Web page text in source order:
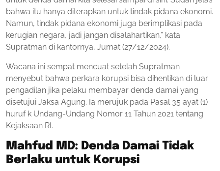
bahwa itu hanya diterapkan untuk tindak pidana ekonomi.
Namun, tindak pidana ekonomi juga berimplikasi pada
kerugian negara, jadi jangan disalahartikan,” kata
Supratman di kantornya, Jumat (27/12/2024).
Wacana ini sempat mencuat setelah Supratman
menyebut bahwa perkara korupsi bisa dihentikan di luar
pengadilan jika pelaku membayar denda damai yang
disetujui Jaksa Agung. Ia merujuk pada Pasal 35 ayat (1)
huruf k Undang-Undang Nomor 11 Tahun 2021 tentang
Kejaksaan RI.
Mahfud MD: Denda Damai Tidak
Berlaku untuk Korupsi